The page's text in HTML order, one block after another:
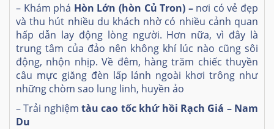
– Khám phá Hòn Lớn (hòn Củ Tron) – nơi có vẻ đẹp
và thu hút nhiều du khách nhờ có nhiều cảnh quan
hấp dẫn lay động lòng người. Hơn nữa, vì đây là
trung tâm của đảo nên không khí lúc nào cũng sôi
động, nhộn nhịp. Về đêm, hàng trăm chiếc thuyền
câu mực giăng đèn lấp lánh ngoài khơi trông như
những chòm sao lung linh, huyền ảo
– Trải nghiệmtàu cao tốc khứ hồi Rạch Giá – Nam
Du